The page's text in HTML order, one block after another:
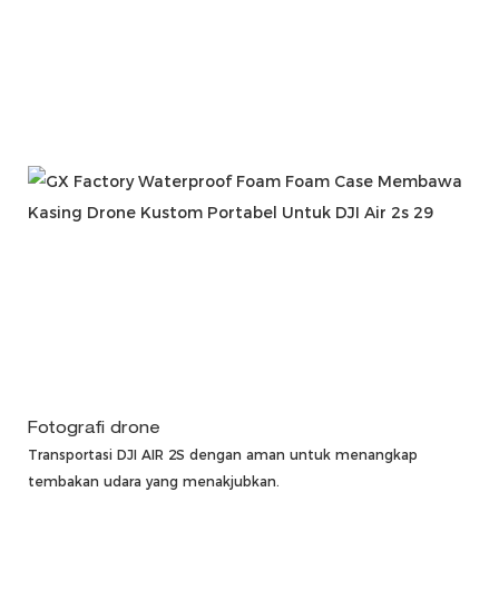
Fotografi drone
Transportasi DJI AIR 2S dengan aman untuk menangkap
tembakan udara yang menakjubkan.